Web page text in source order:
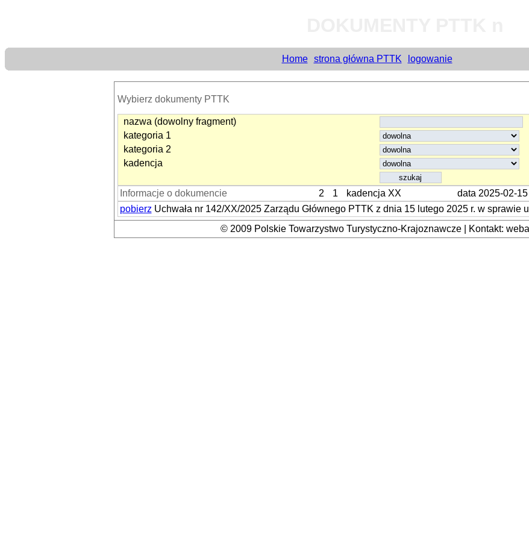
Home strona główna PTTK logowanie
Wybierz dokumenty PTTK
nazwa (dowolny fragment)
kategoria 1
kategoria 2
kadencja
Informacje o dokumencie 2 1 kadencja XX data 2025-02-15
pobierz Uchwała nr 142/XX/2025 Zarządu Głównego PTTK z dnia 15 lutego 2025 r. w
© 2009 Polskie Towarzystwo Turystyczno-Krajoznawcze | Kontakt: